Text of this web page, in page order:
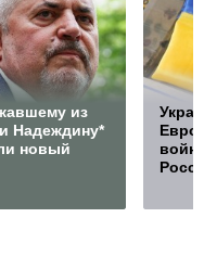
из
Надеждину*
новый